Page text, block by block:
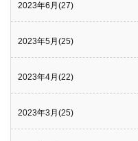
2023年6月(27)
2023年5月(25)
2023年4月(22)
2023年3月(25)